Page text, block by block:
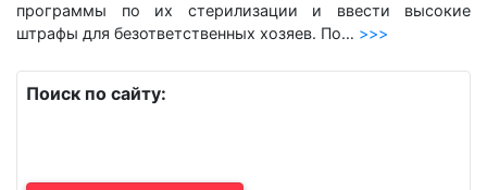
программы по их стерилизации и ввести высокие
штрафы для безответственных хозяев. По… >>>
Поиск по сайту: